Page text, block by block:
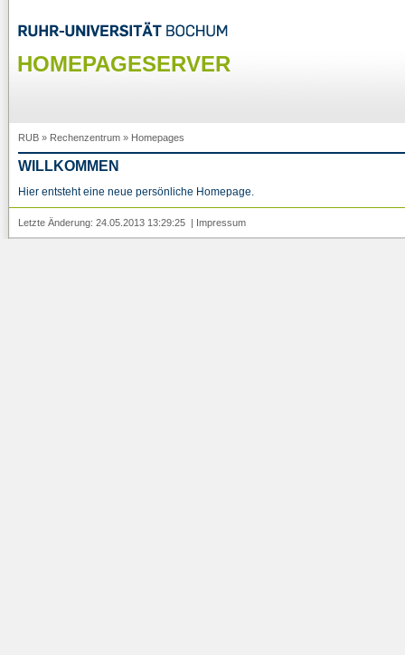
HOMEPAGESERVER
RUB » Rechenzentrum » Homepages
WILLKOMMEN
Hier entsteht eine neue persönliche Homepage.
Letzte Änderung: 24.05.2013 13:29:25 | Impressum